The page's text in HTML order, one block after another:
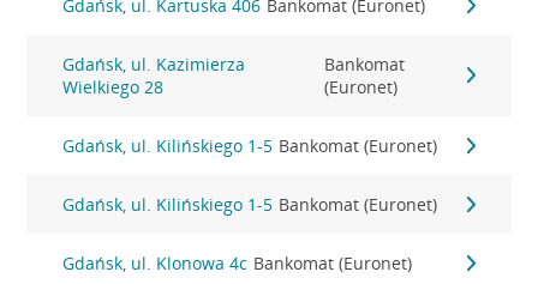
Gdańsk, ul. Kartuska 406 Bankomat (Euronet)
Gdańsk, ul. Kazimierza
Wielkiego 28
Bankomat
(Euronet)
Gdańsk, ul. Kilińskiego 1-5 Bankomat (Euronet)
Gdańsk, ul. Kilińskiego 1-5 Bankomat (Euronet)
Gdańsk, ul. Klonowa 4c Bankomat (Euronet)